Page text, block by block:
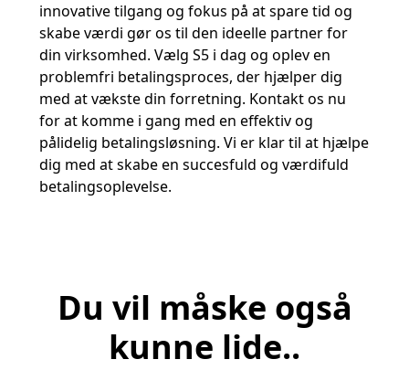
innovative tilgang og fokus på at spare tid og
skabe værdi gør os til den ideelle partner for
din virksomhed. Vælg S5 i dag og oplev en
problemfri betalingsproces, der hjælper dig
med at vækste din forretning. Kontakt os nu
for at komme i gang med en effektiv og
pålidelig betalingsløsning. Vi er klar til at hjælpe
dig med at skabe en succesfuld og værdifuld
betalingsoplevelse.
Du vil måske også
kunne lide..